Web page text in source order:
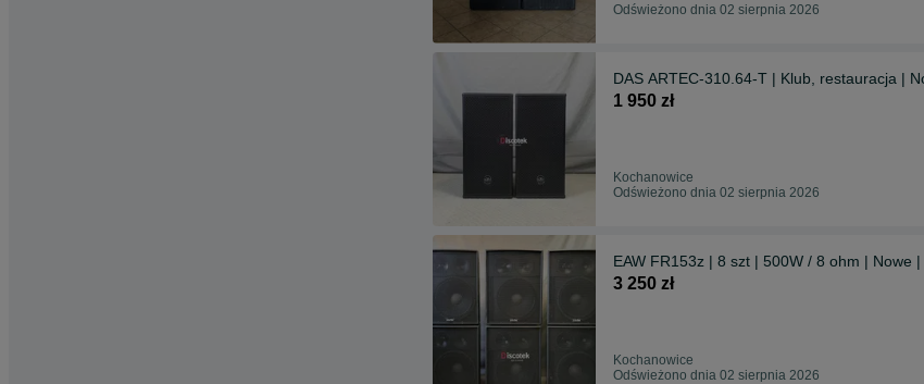
Odświeżono dnia 02 sierpnia 2026
DAS ARTEC-310.64-T | Klub, restauracja |
1 950 zł
Kochanowice
Odświeżono dnia 02 sierpnia 2026
EAW FR153z | 8 szt | 500W / 8 ohm | Nowe |
3 250 zł
Kochanowice
Odświeżono dnia 02 sierpnia 2026